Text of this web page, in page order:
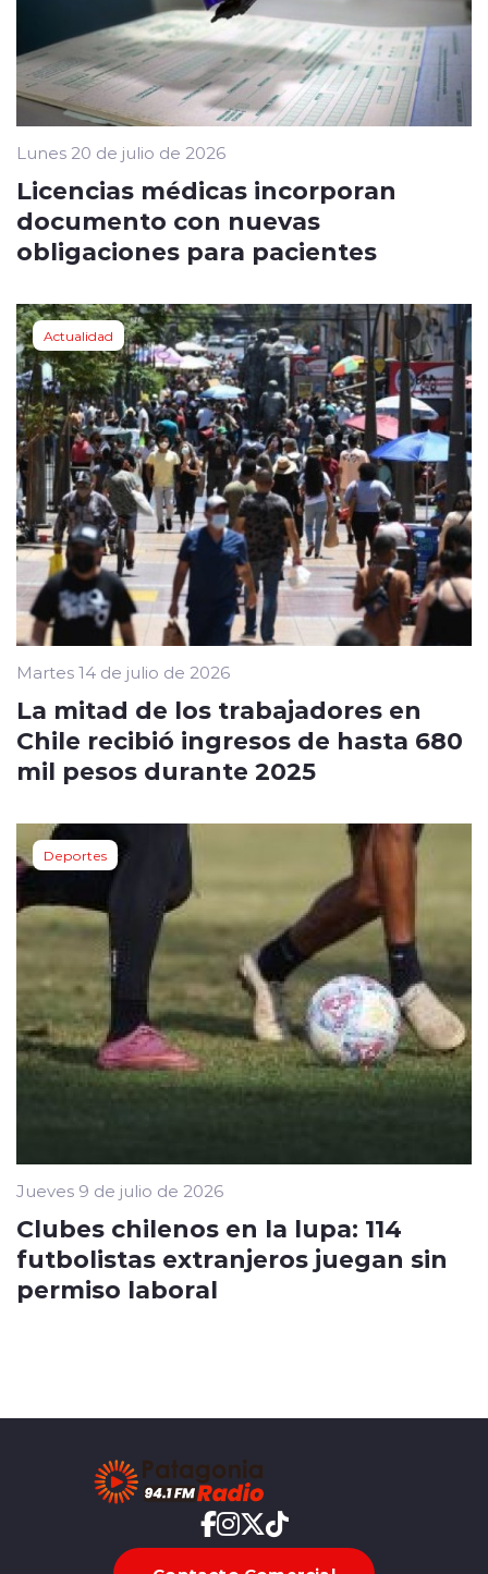
Lunes 20 de julio de 2026
Licencias médicas incorporan
documento con nuevas
obligaciones para pacientes
Actualidad
Martes 14 de julio de 2026
La mitad de los trabajadores en
Chile recibió ingresos de hasta 680
mil pesos durante 2025
Deportes
Jueves 9 de julio de 2026
Clubes chilenos en la lupa: 114
futbolistas extranjeros juegan sin
permiso laboral